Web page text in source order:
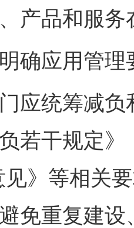
产品和服
应用管理
统筹减负
若干规定
见》等相关
免重复建